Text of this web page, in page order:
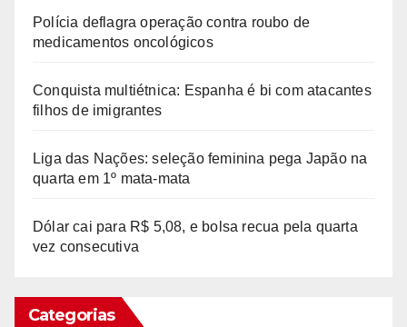
Polícia deflagra operação contra roubo de
medicamentos oncológicos
Conquista multiétnica: Espanha é bi com atacantes
filhos de imigrantes
Liga das Nações: seleção feminina pega Japão na
quarta em 1º mata-mata
Dólar cai para R$ 5,08, e bolsa recua pela quarta
vez consecutiva
Categorias